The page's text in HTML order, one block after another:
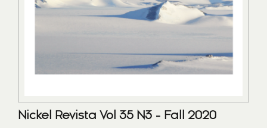
Nickel Revista Vol 35 N3 - Fall 2020